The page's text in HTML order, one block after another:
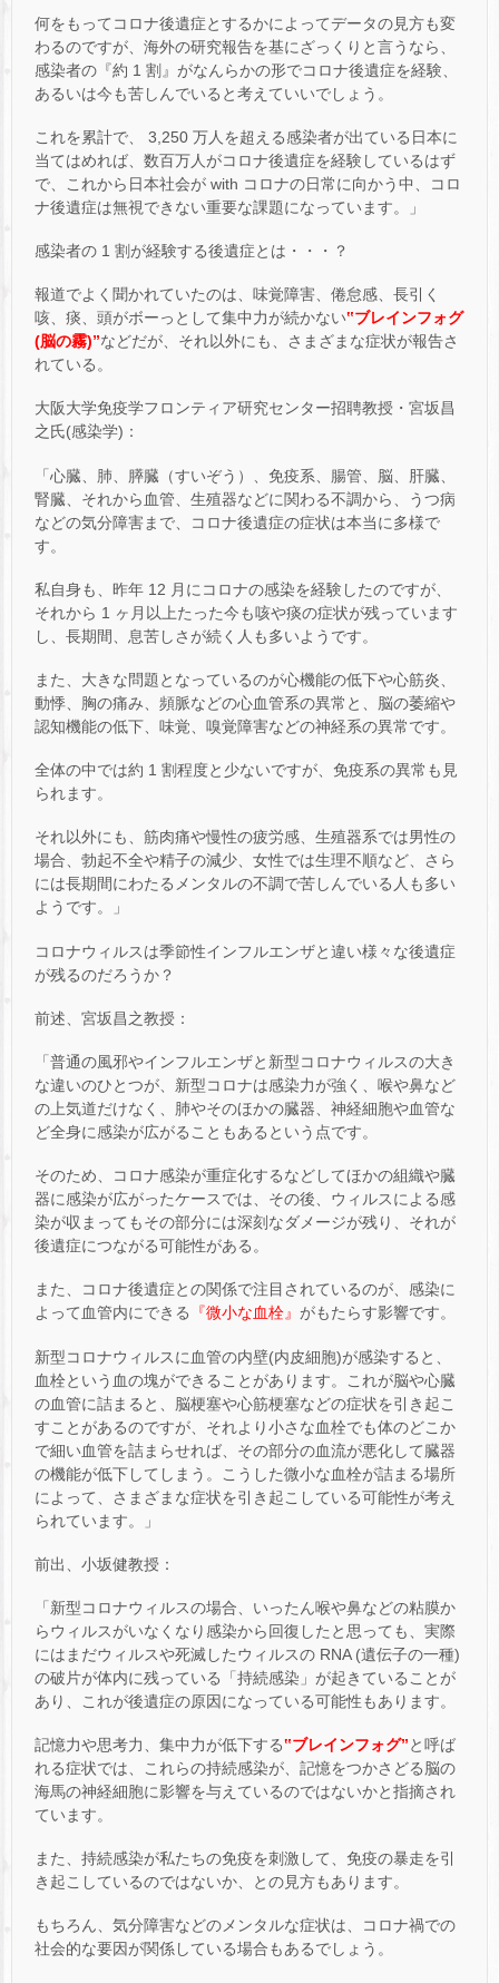
何をもってコロナ後遺症とするかによってデータの見方も変
わるのですが、海外の研究報告を基にざっくりと言うなら、
感染者の『約 1 割』がなんらかの形でコロナ後遺症を経験、
あるいは今も苦しんでいると考えていいでしょう。
これを累計で、 3,250 万人を超える感染者が出ている日本に
当てはめれば、数百万人がコロナ後遺症を経験しているはず
で、これから日本社会が with コロナの日常に向かう中、コロ
ナ後遺症は無視できない重要な課題になっています。」
感染者の 1 割が経験する後遺症とは・・・？
報道でよく聞かれていたのは、味覚障害、倦怠感、長引く
咳、痰、頭がボーっとして集中力が続かない‟ブレインフォグ
(脳の霧)”などだが、それ以外にも、さまざまな症状が報告さ
れている。
大阪大学免疫学フロンティア研究センター招聘教授・宮坂昌
之氏(感染学)：
「心臓、肺、膵臓（すいぞう）、免疫系、腸管、脳、肝臓、
腎臓、それから血管、生殖器などに関わる不調から、うつ病
などの気分障害まで、コロナ後遺症の症状は本当に多様で
す。
私自身も、昨年 12 月にコロナの感染を経験したのですが、
それから 1 ヶ月以上たった今も咳や痰の症状が残っています
し、長期間、息苦しさが続く人も多いようです。
また、大きな問題となっているのが心機能の低下や心筋炎、
動悸、胸の痛み、頻脈などの心血管系の異常と、脳の萎縮や
認知機能の低下、味覚、嗅覚障害などの神経系の異常です。
全体の中では約 1 割程度と少ないですが、免疫系の異常も見
られます。
それ以外にも、筋肉痛や慢性の疲労感、生殖器系では男性の
場合、勃起不全や精子の減少、女性では生理不順など、さら
には長期間にわたるメンタルの不調で苦しんでいる人も多い
ようです。」
コロナウィルスは季節性インフルエンザと違い様々な後遺症
が残るのだろうか？
前述、宮坂昌之教授：
「普通の風邪やインフルエンザと新型コロナウィルスの大き
な違いのひとつが、新型コロナは感染力が強く、喉や鼻など
の上気道だけなく、肺やそのほかの臓器、神経細胞や血管な
ど全身に感染が広がることもあるという点です。
そのため、コロナ感染が重症化するなどしてほかの組織や臓
器に感染が広がったケースでは、その後、ウィルスによる感
染が収まってもその部分には深刻なダメージが残り、それが
後遺症につながる可能性がある。
また、コロナ後遺症との関係で注目されているのが、感染に
よって血管内にできる
『微小な血栓』 がもたらす影響です。
新型コロナウィルスに血管の内壁(内皮細胞)が感染すると、
血栓という血の塊ができることがあります。これが脳や心臓
の血管に詰まると、脳梗塞や心筋梗塞などの症状を引き起こ
すことがあるのですが、それより小さな血栓でも体のどこか
で細い血管を詰まらせれば、その部分の血流が悪化して臓器
の機能が低下してしまう。こうした微小な血栓が詰まる場所
によって、さまざまな症状を引き起こしている可能性が考え
られています。」
前出、小坂健教授：
「新型コロナウィルスの場合、いったん喉や鼻などの粘膜か
らウィルスがいなくなり感染から回復したと思っても、実際
にはまだウィルスや死滅したウィルスの RNA (遺伝子の一種)
の破片が体内に残っている「持続感染」が起きていることが
あり、これが後遺症の原因になっている可能性もあります。
記憶力や思考力、集中力が低下する‟ブレインフォグ”と呼ば
れる症状では、これらの持続感染が、記憶をつかさどる脳の
海馬の神経細胞に影響を与えているのではないかと指摘され
ています。
また、持続感染が私たちの免疫を刺激して、免疫の暴走を引
き起こしているのではないか、との見方もあります。
もちろん、気分障害などのメンタルな症状は、コロナ禍での
社会的な要因が関係している場合もあるでしょう。